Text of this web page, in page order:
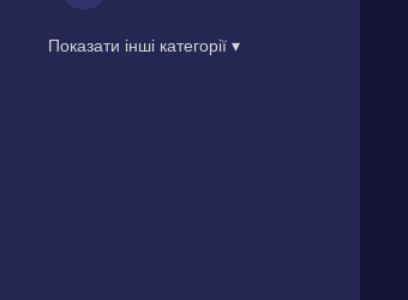
Показати інші категорії ▾